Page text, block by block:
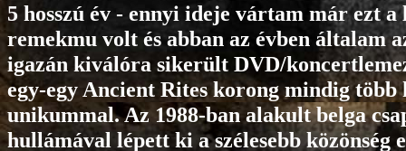
5 hosszú év - ennyi ideje vártam már ezt
remekmu volt és abban az évben általam
igazán kiválóra sikerült DVD/
egy-egy Ancient Rites korong mindig
unikummal. Az 1988-ban alakult belga
hullámával lépett ki a szélesebb közönség